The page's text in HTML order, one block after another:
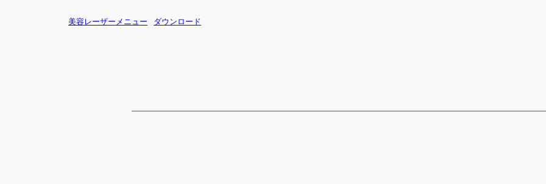
美容レーザーメニュー ダウンロード